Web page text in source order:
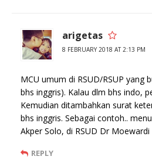
arigetas
8 FEBRUARY 2018 AT 2:13 PM
MCU umum di RSUD/RSUP yang
bhs inggris). Kalau dlm bhs indo,
Kemudian ditambahkan surat
bhs inggris. Sebagai contoh..
Akper Solo, di RSUD Dr
REPLY